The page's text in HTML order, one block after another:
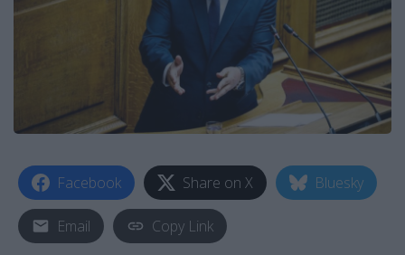
Facebook Share on X Bluesky
Email Copy Link